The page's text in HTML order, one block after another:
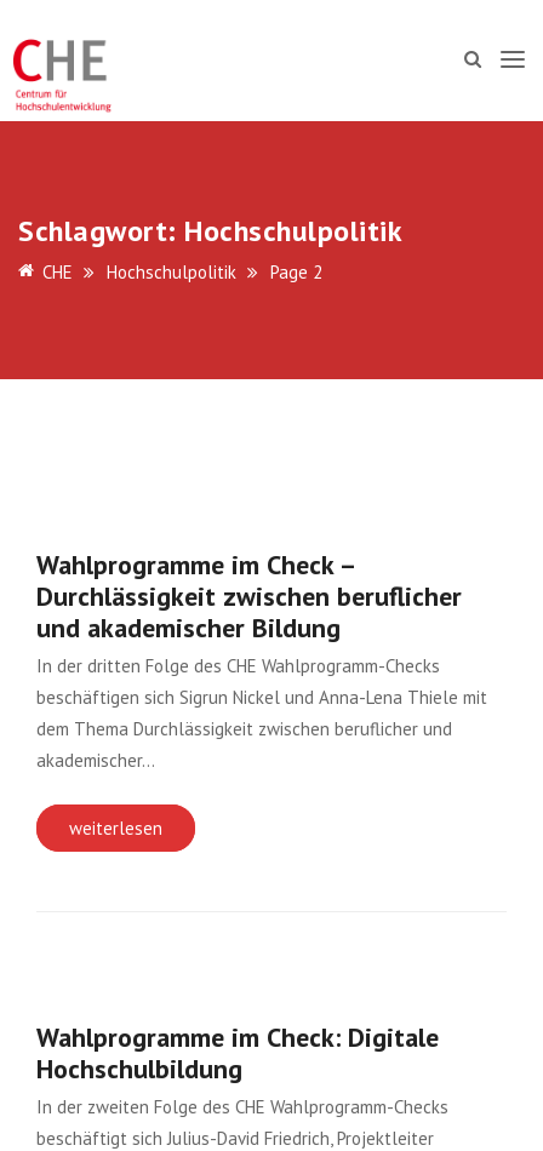
Schlagwort: Hochschulpolitik
CHE Hochschulpolitik Page 2
Wahlprogramme im Check –
Durchlässigkeit zwischen beruflicher
und akademischer Bildung
In der dritten Folge des CHE Wahlprogramm-Checks
beschäftigen sich Sigrun Nickel und Anna-Lena Thiele mit
dem Thema Durchlässigkeit zwischen beruflicher und
akademischer…
weiterlesen
Wahlprogramme im Check: Digitale
Hochschulbildung
In der zweiten Folge des CHE Wahlprogramm-Checks
beschäftigt sich Julius-David Friedrich, Projektleiter